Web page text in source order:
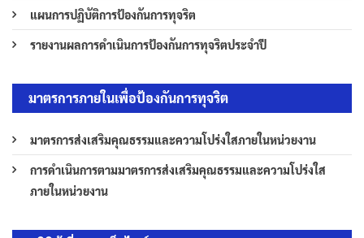
แผนการปฏิบัติการป้องกันการทุจริต
รายงานผลการดำเนินการป้องกันการทุจริตประจำปี
มาตรการภายในเพื่อป้องกันการทุจริต
มาตรการส่งเสริมคุณธรรมและความโปร่งใสภายในหน่วยงาน
การดำเนินการตามมาตรการส่งเสริมคุณธรรมและความโปร่งใส
ภายในหน่วยงาน